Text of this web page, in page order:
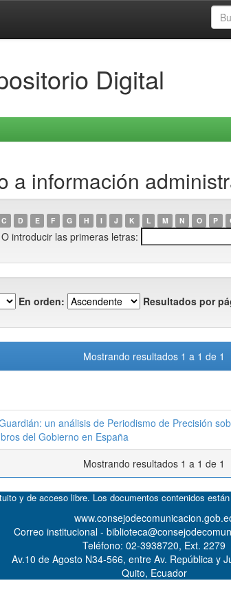
Digital
a información
C D E F G H I J K L M N O P
O introducir las primeras letras:
En orden: Resultados por
Mostrando resultados 1 a 1 de 1
un análisis de Periodismo de Precisión
del Gobierno en España
Mostrando resultados 1 a 1 de 1
y de acceso libre. Los documentos contenidos
Correo institucional -
Teléfono: 02-3938720, Ext. 2279
Av.10 de Agosto N34-566, entre Av. República y
Quito, Ecuador